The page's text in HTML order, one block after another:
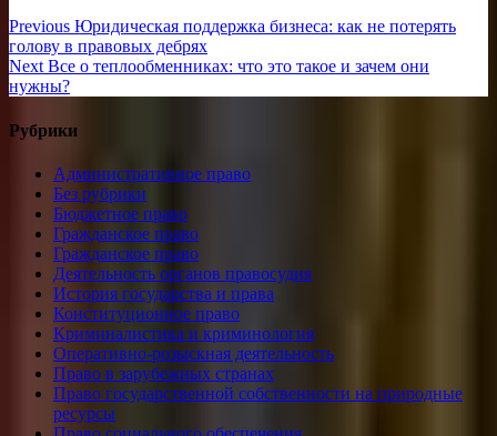
Навигация
по
записям
Previous Previous
post:
Юридическая поддержка бизнеса: как не потерять
голову в правовых дебрях
Next Next
post:
Все о теплообменниках: что это такое и зачем они
нужны?
Рубрики
Административное право
Без рубрики
Бюджетное право
Гражданское право
Гражданское право
Деятельность органов правосудия
История государства и права
Конституционное право
Криминалистика и криминология
Оперативно-розыскная деятельность
Право в зарубежных странах
Право государственной собственности на природные
ресурсы